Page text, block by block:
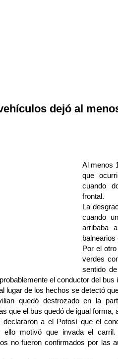
dejó al
Al menos
que
cuando
frontal.
La
cuando
arribaba
balnearios
Por el
verdes
sentido
el conductor del bus
lugar de los hechos se detectó
quedó destrozado en la
que el bus quedó de igual forma,
declararon a el Potosí que el
motivó que invada el carril.
no fueron confirmados por las